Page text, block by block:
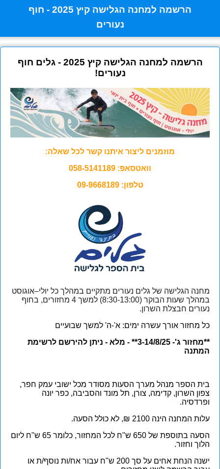
הרשמה למחנה הגלישה קיץ 2025 - חוף
נעורים
הרשמה למחנה הגלישה קיץ 2025 - גלים חוף
נעורים!
מוזמנים ליצור איתנו קשר לכל שאלה:
וואטסאפ: 058-5141189
טלפון: 09-9668189
מחנה הגלישה של גלים נעורים מתקיים במהלך כל יולי–אוגוסט
במהלך שעות הבוקר (8:30-13:00) למשך 4 מחזורים, בחוף
נעורים חבצלת השרון.
כל מחזור אורך עשרה ימים: א'-ה' למשך שבועיים
**מחזור ג'- 3-14/8/25
** - מלא - ניתן להירשם לרשימת
המתנה
בית הספר מנהל מערך הסעות מסודר מכל ישובי עמק חפר,
צפון השרון, קדימה, צורן, תל מונד והסביבה, כפר יונה
ופרדסיה.
עלות המחנה הינה 2100 ₪, לא כולל הסעה.
הסעה בתוספת של 650 ש"ח לכל המחזור, כלומר 65 ש"ח ליום
הלוך וחזור.
ישנה הנחת אחים על סך 200 ש"ח עבור אח/ות נוסף/ת או